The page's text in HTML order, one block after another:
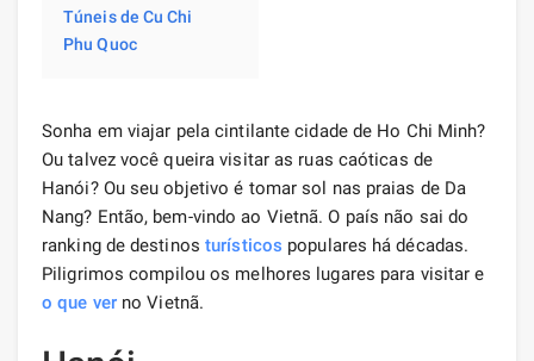
Túneis de Cu Chi
Phu Quoc
Sonha em viajar pela cintilante cidade de Ho Chi Minh?
Ou talvez você queira visitar as ruas caóticas de
Hanói? Ou seu objetivo é tomar sol nas praias de Da
Nang? Então, bem-vindo ao Vietnã. O país não sai do
ranking de destinos turísticos populares há décadas.
Piligrimos compilou os melhores lugares para visitar e
o que verno Vietnã.